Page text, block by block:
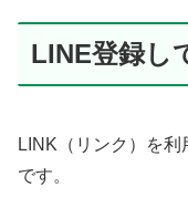
LINE登録し
LINK（リンク）を
です。